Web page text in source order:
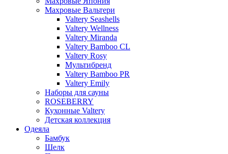
Махровые Вальтери
Valtery Seashells
Valtery Wellness
Valtery Miranda
Valtery Bamboo CL
Valtery Rosy
Мультибренд
Valtery Bamboo PR
Valtery Emily
Наборы для сауны
ROSEBERRY
Кухонные Valtery
Детская коллекция
Одеяла
Бамбук
Шелк